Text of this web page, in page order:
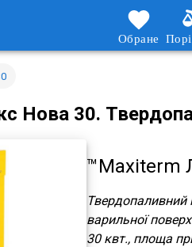
Обране
Нова 30.
™Maxiterm
Твердопаливний
варильної
30 квт., площа